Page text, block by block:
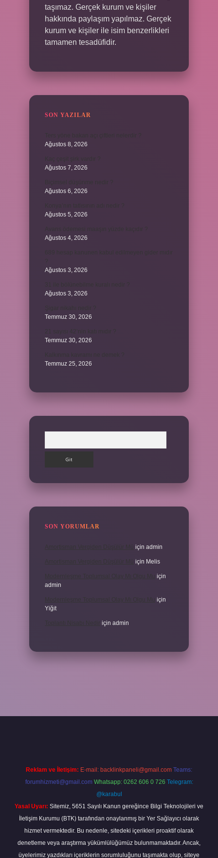
taşımaz. Gerçek kurum ve kişiler
hakkında paylaşım yapılmaz. Gerçek
kurum ve kişiler ile isim benzerlikleri
tamamen tesadüfidir.
SON YAZILAR
Ağustos 8, 2026
Ağustos 7, 2026
Ağustos 6, 2026
Ağustos 5, 2026
Ağustos 4, 2026
Ağustos 3, 2026
Ağustos 3, 2026
Temmuz 30, 2026
Temmuz 30, 2026
Temmuz 25, 2026
SON YORUMLAR
için admin
için Melis
için
admin
için
Yiğit
için admin
Reklam ve İletişim: E-mail: backlinkpaneli@gmail.com Teams:
forumhizmeti@gmail.com Whatsapp: 0262 606 0 726 Telegram:
@karabul
Yasal Uyarı: Sitemiz, 5651 Sayılı Kanun gereğince Bilgi Teknolojileri ve
İletişim Kurumu (BTK) tarafından onaylanmış bir Yer Sağlayıcı olarak
hizmet vermektedir. Bu nedenle, sitedeki içerikleri proaktif olarak
denetleme veya araştırma yükümlülüğümüz bulunmamaktadır. Ancak,
üyelerimiz yazdıkları içeriklerin sorumluluğunu taşımakta olup, siteye